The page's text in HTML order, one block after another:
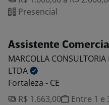
Presencial
Assistente
MARCOLLA CONSULTORIA
LTDA
Fortaleza - CE
R$ 1.663,00
Entre 1 e